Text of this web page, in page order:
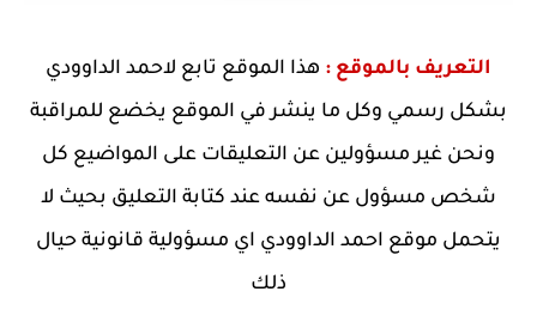
التعريف بالموقع : هذا الموقع تابع لاحمد الداوودي
بشكل رسمي وكل ما ينشر في الموقع يخضع للمراقبة
ونحن غير مسؤولين عن التعليقات على المواضيع كل
شخص مسؤول عن نفسه عند كتابة التعليق بحيث لا
يتحمل موقع احمد الداوودي اي مسؤولية قانونية حيال
ذلك